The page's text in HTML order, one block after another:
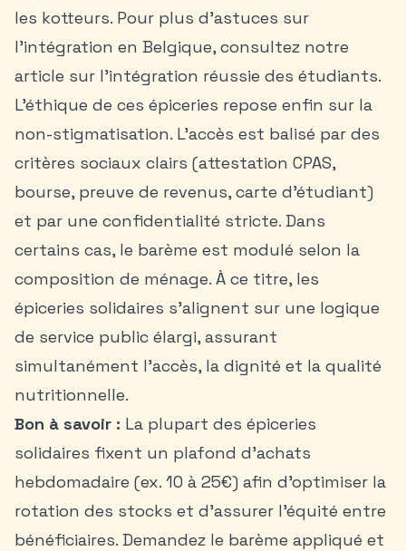
les kotteurs. Pour plus d'astuces sur
l'intégration en Belgique, consultez notre
article sur l'intégration réussie des étudiants.
L’éthique de ces épiceries repose enfin sur la
non-stigmatisation. L’accès est balisé par des
critères sociaux clairs (attestation CPAS,
bourse, preuve de revenus, carte d’étudiant)
et par une confidentialité stricte. Dans
certains cas, le barème est modulé selon la
composition de ménage. À ce titre, les
épiceries solidaires s’alignent sur une logique
de service public élargi, assurant
simultanément l’accès, la dignité et la qualité
nutritionnelle.
Bon à savoir : La plupart des épiceries
solidaires fixent un plafond d’achats
hebdomadaire (ex. 10 à 25€) afin d’optimiser la
rotation des stocks et d’assurer l’équité entre
bénéficiaires. Demandez le barème appliqué et